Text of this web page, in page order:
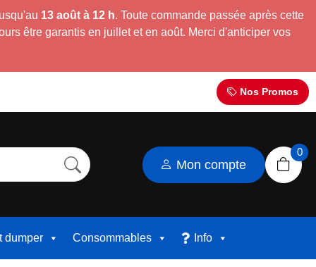
13 août à 12 h. Toute commande passée après cette
être garantis en juillet et en août. Merci d'anticiper vos
Nos Promos
Mon compte
0
dumper Consommables Info